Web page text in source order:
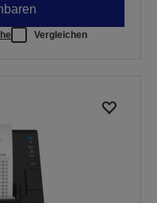
Vergleichen